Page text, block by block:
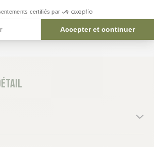
certifiés par
Accepter et continuer